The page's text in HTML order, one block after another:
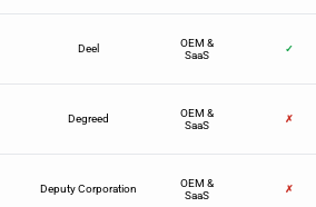
Deel
OEM &
SaaS
✓
Degreed
OEM &
SaaS
✗
Deputy Corporation
OEM &
SaaS
✗